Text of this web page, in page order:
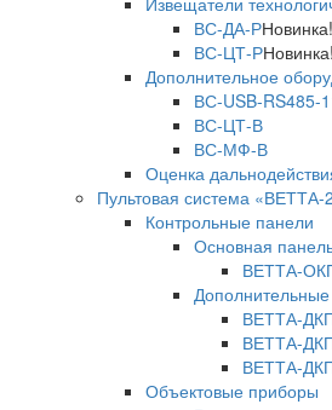
ВС-ДА-РНовинка!
ВС-ЦТ-РНовинка!
Дополнительное
ВС-USB-RS485-
ВС-ЦТ-В
ВС-МФ-В
Оценка
Пультовая система «ВЕТТА-
Контрольные панели
Основная
ВЕТТА-
ВЕТТА-
ВЕТТА-
ВЕТТА-
Объектовые приборы